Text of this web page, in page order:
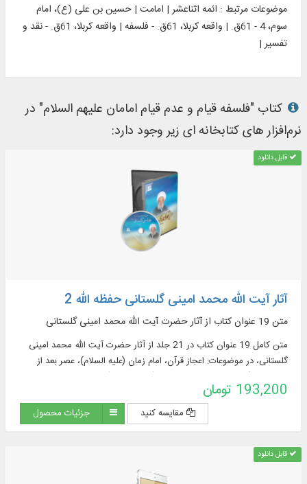
موضوعات مرتبط : ائمه اثناعشر | امامت | حسین بن علی (ع)، امام
سوم، 4 - 61ق. | واقعه کربلا، 61ق. - فلسفه | واقعه کربلا، 61ق. - نقد و
تفسیر |
کتاب "فلسفه قیام و عدم قیام امامان علیهم السلام" در
نرم‌افزار های کتابخانه ای زیر وجود دارد:
قابل دانلود
آثار آیت الله محمد امینی گلستانی حفظه الله 2
متن 19 عنوان کتاب از آثار حضرت آيت الله محمد امینی گلستانی
متن کامل 19 عنوان کتاب در 21 جلد از آثار حضرت آيت الله محمد امینی
گلستانی، در موضوعات: اعجاز قرآن، امام زمان (عليه السلام)، عصر بعد از
ائمه (عليهم السلام)، عقاید و ...
193,200 تومان
مقایسه کنید جزئیات محصول
قابل دانلود